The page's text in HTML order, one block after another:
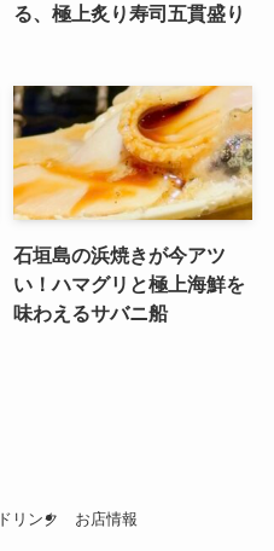
る、極上炙り寿司五貫盛り
石垣島の浜焼きが今アツ
い！ハマグリと極上海鮮を
味わえるサバニ船
ドリンク お店情報